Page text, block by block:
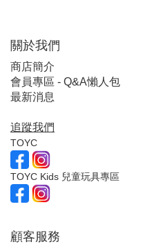
關於我們
商店簡介
會員專區 - Q&A懶人包
最新消息
追蹤我們
TOYC
TOYC Kids 兒童玩具專區
顧客服務